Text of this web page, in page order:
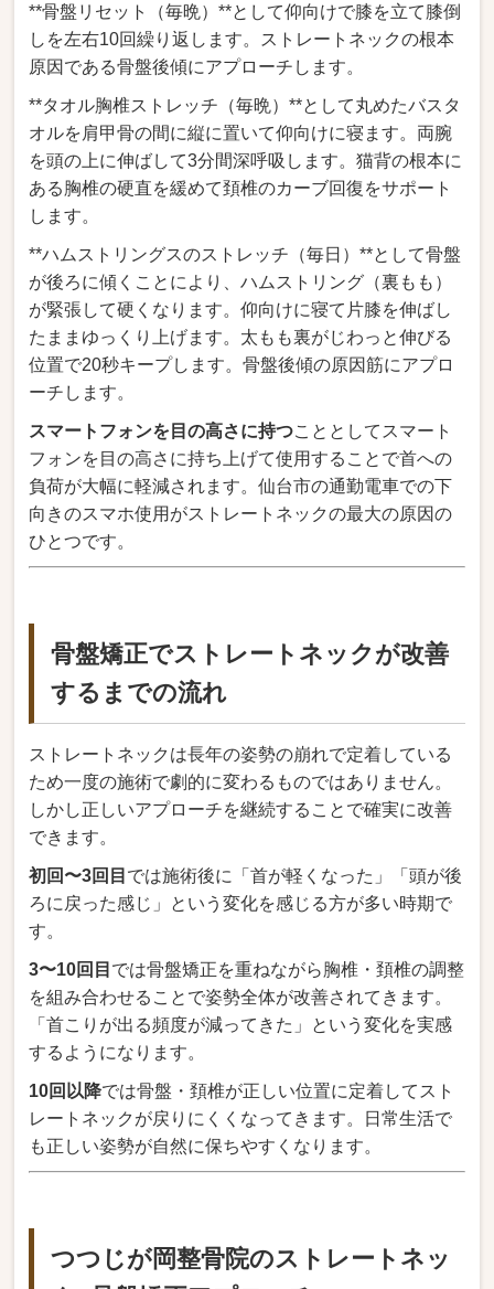
**骨盤リセット（毎晩）**として仰向けで膝を立て膝倒
しを左右10回繰り返します。ストレートネックの根本
原因である骨盤後傾にアプローチします。
**タオル胸椎ストレッチ（毎晩）**として丸めたバスタ
オルを肩甲骨の間に縦に置いて仰向けに寝ます。両腕
を頭の上に伸ばして3分間深呼吸します。猫背の根本に
ある胸椎の硬直を緩めて頚椎のカーブ回復をサポート
します。
**ハムストリングスのストレッチ（毎日）**として骨盤
が後ろに傾くことにより、ハムストリング（裏もも）
が緊張して硬くなります。仰向けに寝て片膝を伸ばし
たままゆっくり上げます。太もも裏がじわっと伸びる
位置で20秒キープします。骨盤後傾の原因筋にアプロ
ーチします。
スマートフォンを目の高さに持つこととしてスマート
フォンを目の高さに持ち上げて使用することで首への
負荷が大幅に軽減されます。仙台市の通勤電車での下
向きのスマホ使用がストレートネックの最大の原因の
ひとつです。
骨盤矯正でストレートネックが改善
するまでの流れ
ストレートネックは長年の姿勢の崩れで定着している
ため一度の施術で劇的に変わるものではありません。
しかし正しいアプローチを継続することで確実に改善
できます。
初回〜3回目 では施術後に「首が軽くなった」「頭が後
ろに戻った感じ」という変化を感じる方が多い時期で
す。
3〜10回目 では骨盤矯正を重ねながら胸椎・頚椎の調整
を組み合わせることで姿勢全体が改善されてきます。
「首こりが出る頻度が減ってきた」という変化を実感
するようになります。
10回以降では骨盤・頚椎が正しい位置に定着してスト
レートネックが戻りにくくなってきます。日常生活で
も正しい姿勢が自然に保ちやすくなります。
つつじが岡整骨院のストレートネッ